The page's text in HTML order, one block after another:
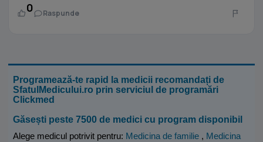
0 Raspunde
Programează-te rapid la medicii recomandați de
SfatulMedicului.ro prin serviciul de programări
Clickmed
Găsești peste 7500 de medici cu program disponibil
Alege medicul potrivit pentru: Medicina de familie , Medicina